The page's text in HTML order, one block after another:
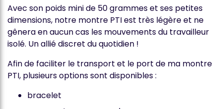
Avec son poids mini de 50 grammes et ses petites
dimensions, notre montre PTI est très légère et ne
gênera en aucun cas les mouvements du travailleur
isolé. Un allié discret du quotidien !
Afin de faciliter le transport et le port de ma montre
PTI, plusieurs options sont disponibles :
bracelet